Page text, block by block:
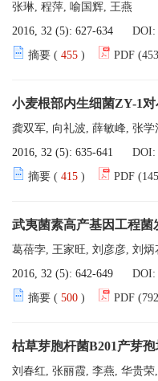
张琳, 程萍, 喻国辉, 王燕
2016, 32 (5): 627-634
DOI:
摘要 ( 455 ) PDF
小麦根部内生细菌ZY-1
龚双军, 向礼波, 薛敏峰, 张
2016, 32 (5): 635-641
DOI:
摘要 ( 415 ) PDF
武夷菌素高产基因工程菌
葛蓓孛, 王家旺, 刘彦彦, 刘炳
2016, 32 (5): 642-649
DOI:
摘要 ( 500 ) PDF
枯草芽胞杆菌B201产芽
刘春红, 张丽霞, 李燕, 华贵